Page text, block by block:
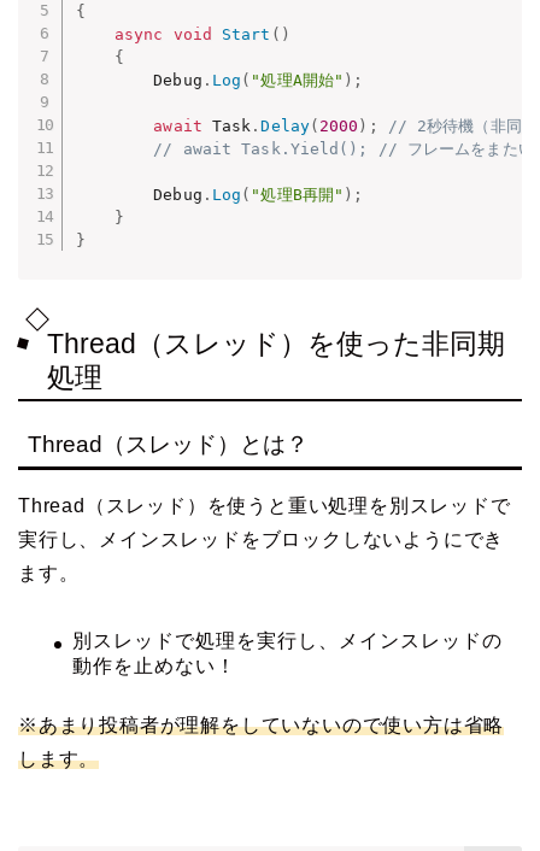
{
async
void Start ( )
{
        Debug
. Log ( "処理A開始" ) ;
await Task .Delay( 2000 ) ;
// 2秒待機（非同期
// await Task.Yield(); // フレームをまたい
        Debug
. Log ( "処理B再開" ) ;
}
}
Thread（スレッド）を使った非同期
処理
Thread（スレッド）とは？
Thread（スレッド）を使うと重い処理を別スレッドで
実行し、メインスレッドをブロックしないようにでき
ます。
別スレッドで処理を実行し、メインスレッドの
動作を止めない！
※あまり投稿者が理解をしていないので使い方は省略
します。